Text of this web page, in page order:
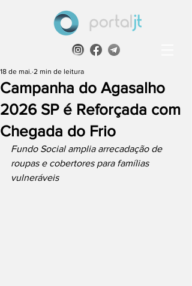
Campanha do Agasalho
2026 SP é Reforçada com
Chegada do Frio
18 de mai. 2 min de leitura
Fundo Social amplia arrecadação de
roupas e cobertores para famílias
vulneráveis